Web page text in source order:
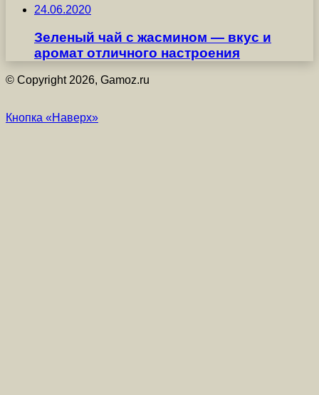
24.06.2020
Зеленый чай с жасмином — вкус и
аромат отличного настроения
© Copyright 2026, Gamoz.ru
Кнопка «Наверх»